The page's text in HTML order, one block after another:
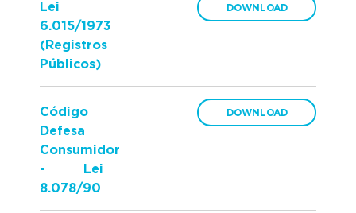
Lei
6.015/1973
(Registros
Públicos)
Código
Defesa
Consumidor
- Lei
8.078/90